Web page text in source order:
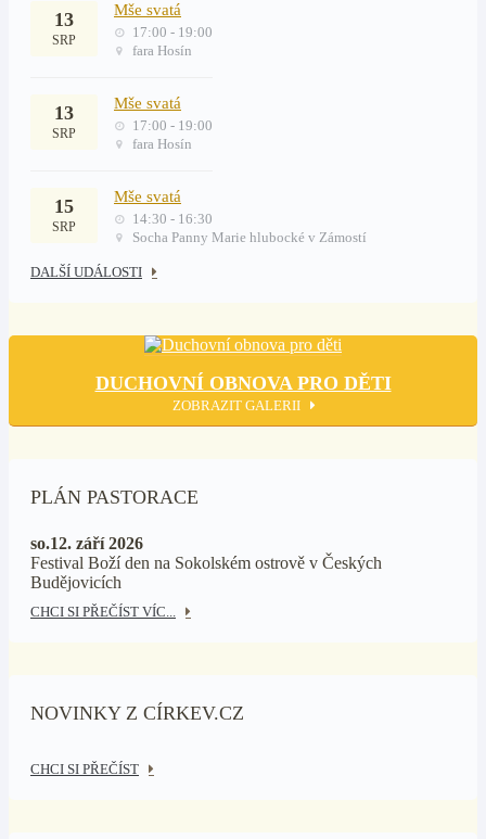
13
SRP
Mše svatá
17:00 - 19:00
fara Hosín
13
SRP
Mše svatá
17:00 - 19:00
fara Hosín
15
SRP
Mše svatá
14:30 - 16:30
Socha Panny Marie hlubocké v Zámostí
DALŠÍ UDÁLOSTI
DUCHOVNÍ OBNOVA PRO DĚTI
ZOBRAZIT GALERII
PLÁN PASTORACE
so.12. září 2026
Festival Boží den na Sokolském ostrově v Českých
Budějovicích
CHCI SI PŘEČÍST VÍC...
NOVINKY Z CÍRKEV.CZ
CHCI SI PŘEČÍST